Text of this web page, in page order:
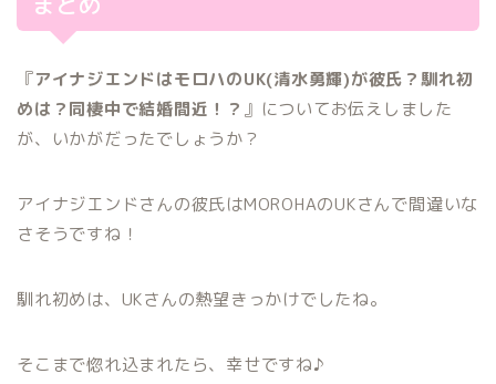
『アイナジエンドはモロハのUK(清水勇輝)が彼氏？馴れ初
めは？同棲中で結婚間近！？ 』についてお伝えしました
が、いかがだったでしょうか？
アイナジエンドさんの彼氏はMOROHAのUKさんで間違いな
さそうですね！
馴れ初めは、UKさんの熱望きっかけでしたね。
そこまで惚れ込まれたら、幸せですね♪